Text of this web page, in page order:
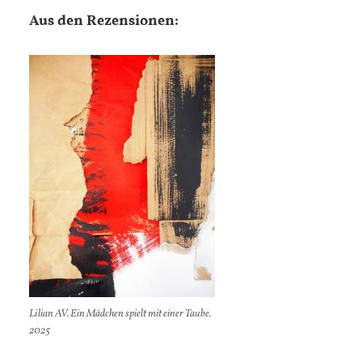
Aus den Rezensionen:
Lilian AV. Ein Mädchen spielt mit einer Taube.
2025